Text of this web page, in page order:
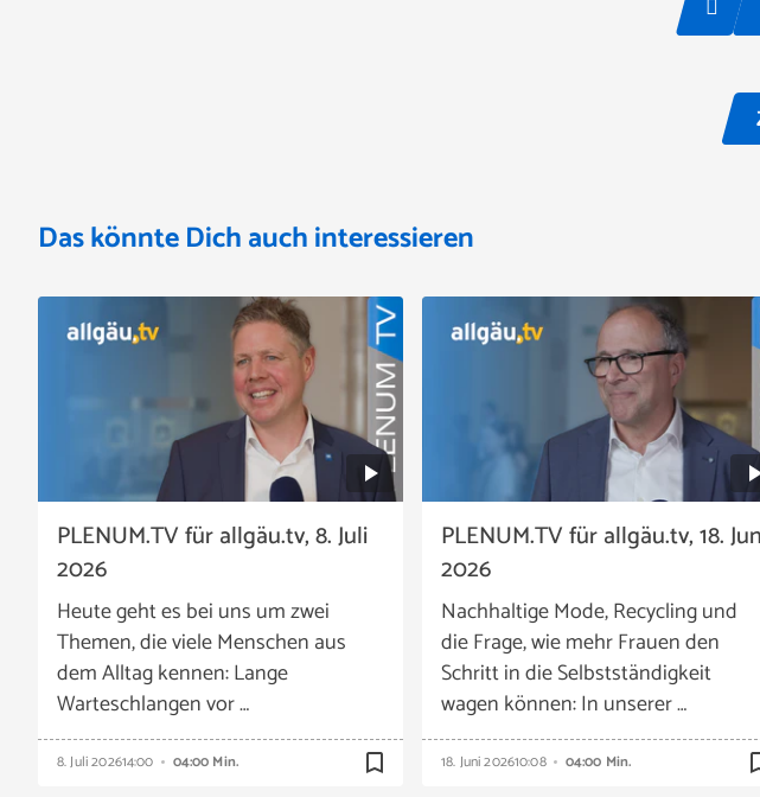
Das könnte Dich auch interessieren
PLENUM.TV für allgäu.tv, 8. Juli
2026
Heute geht es bei uns um zwei
Themen, die viele Menschen aus
dem Alltag kennen: Lange
Warteschlangen vor …
8. Juli 202614:00 04:00 Min. bookmark_border
PLENUM.TV für allgäu.tv, 18.
2026
Nachhaltige Mode, Recycling und
die Frage, wie mehr Frauen den
Schritt in die Selbstständigkeit
wagen können: In unserer …
18. Juni 202610:08 04:00 Min.